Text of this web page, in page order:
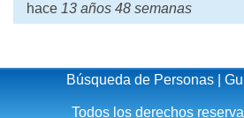
hace 13 años 48 semanas
Búsqueda de Personas
Todos los derechos